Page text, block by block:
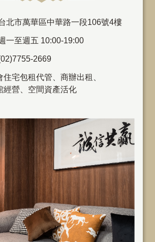
北市萬華區中華路一段106號4樓
一至週五 10:00-19:00
2669
住宅包租代管 、商辦出租
經營、空間資產活化